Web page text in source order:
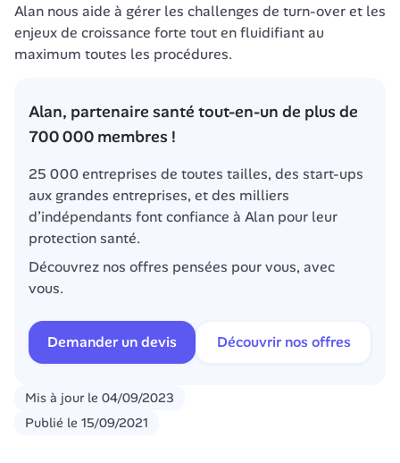
Alan nous aide à gérer les challenges de turn-over et les
enjeux de croissance forte tout en fluidifiant au
Alan, partenaire santé tout-en-un de plus de
700 000 membres !
25 000 entreprises de toutes tailles, des start-ups
aux grandes entreprises, et des milliers
d’indépendants font confiance à Alan pour leur
protection santé.
Découvrez nos offres pensées pour vous, avec
vous.
Demander un devis Découvrir nos offres
Mis à jour le 04/09/2023
Publié le 15/09/2021